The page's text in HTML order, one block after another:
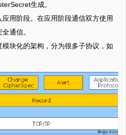
生成。
用阶段。在应用阶段通信双方使用
通信。
块化的架构，分为很多子协议，如